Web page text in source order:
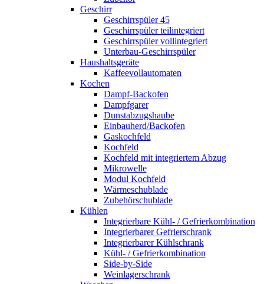
Geschirr
Geschirrspüler 45
Geschirrspüler teilintegriert
Geschirrspüler vollintegriert
Unterbau-Geschirrspüler
Haushaltsgeräte
Kaffeevollautomaten
Kochen
Dampf-Backofen
Dampfgarer
Dunstabzugshaube
Einbauherd/Backofen
Gaskochfeld
Kochfeld
Kochfeld mit integriertem Abzug
Mikrowelle
Modul Kochfeld
Wärmeschublade
Zubehörschublade
Kühlen
Integrierbare Kühl- / Gefrierkombination
Integrierbarer Gefrierschrank
Integrierbarer Kühlschrank
Kühl- / Gefrierkombination
Side-by-Side
Weinlagerschrank